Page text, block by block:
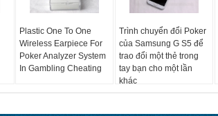
Plastic One To One
Wireless Earpiece For
Poker Analyzer System
In Gambling Cheating
Trình chuyển đổi Poker
của Samsung G S5 để
trao đổi một thẻ trong
tay bạn cho một lần
khác